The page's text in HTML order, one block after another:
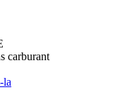
carburant
la